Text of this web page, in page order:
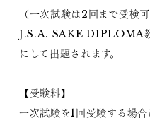
（一次試験は2回まで受検可
J.S.A. SAKE DIPLOMA教
にして出題されます。
【受験料】
一次試験を1回受験する場